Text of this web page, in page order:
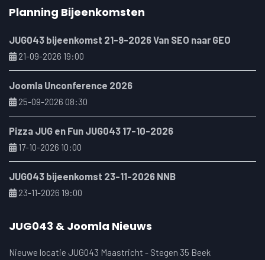
Planning Bijeenkomsten
JUG043 bijeenkomst 21-9-2026 Van SEO naar GEO
21-09-2026 19:00
Joomla Unconference 2026
25-09-2026 08:30
Pizza JUG en Fun JUG043 17-10-2026
17-10-2026 10:00
JUG043 bijeenkomst 23-11-2026 NNB
23-11-2026 19:00
JUG043 & Joomla Nieuws
Nieuwe locatie JUG043 Maastricht - Stegen 35 Beek